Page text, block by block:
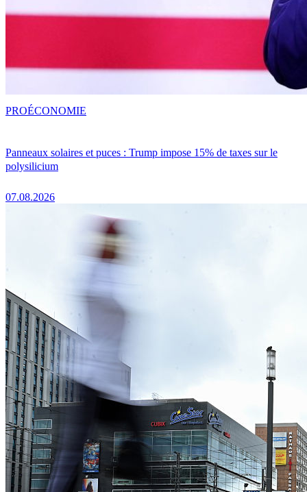
Panneaux solaires et puces : Trump impose 15% de taxes sur le
polysilicium
07.08.2026
PROÉCONOMIE